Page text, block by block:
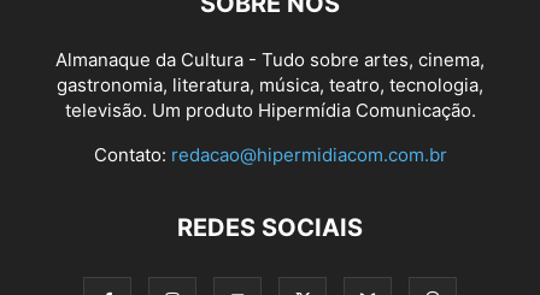
Almanaque da Cultura - Tudo sobre artes, cinema,
gastronomia, literatura, música, teatro, tecnologia,
televisão. Um produto Hipermídia Comunicação.
Contato: redacao@hipermidiacom.com.br
REDES SOCIAIS